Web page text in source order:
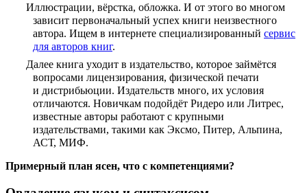
Иллюстрации, вёрстка, обложка. И от этого во многом
зависит первоначальный успех книги неизвестного
автора. Ищем в интернете специализированный сервис
для авторов книг.
Далее книга уходит в издательство, которое займётся
вопросами лицензирования, физической печати
и дистрибьюции. Издательств много, их условия
отличаются. Новичкам подойдёт Ридеро или Литрес,
известные авторы работают с крупными
издательствами, такими как Эксмо, Питер, Альпина,
АСТ, МИФ.
Примерный план ясен, что с компетенциями?